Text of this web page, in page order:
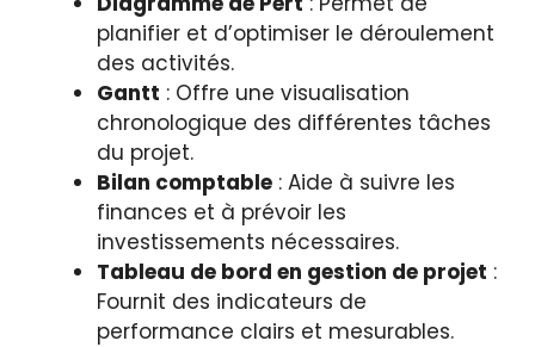
planifier et d’optimiser le déroulement
des activités.
Gantt : Offre une visualisation
chronologique des différentes tâches
du projet.
Bilan comptable : Aide à suivre les
finances et à prévoir les
investissements nécessaires.
Tableau de bord en gestion de projet :
Fournit des indicateurs de
performance clairs et mesurables.